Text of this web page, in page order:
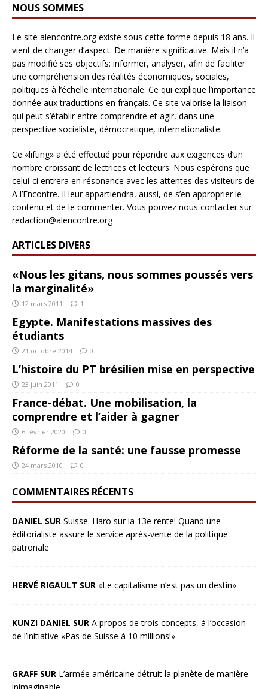
NOUS SOMMES
Le site alencontre.org existe sous cette forme depuis 18 ans. Il
vient de changer d’aspect. De manière significative. Mais il n’a
pas modifié ses objectifs: informer, analyser, afin de faciliter
une compréhension des réalités économiques, sociales,
politiques à l’échelle internationale. Ce qui explique l’importance
donnée aux traductions en français. Ce site valorise la liaison
qui peut s’établir entre comprendre et agir, dans une
perspective socialiste, démocratique, internationaliste.
Ce «lifting» a été effectué pour répondre aux exigences d’un
nombre croissant de lectrices et lecteurs. Nous espérons que
celui-ci entrera en résonance avec les attentes des visiteurs de
A l’Encontre. Il leur appartiendra, aussi, de s’en approprier le
contenu et de le commenter. Vous pouvez nous contacter sur
redaction@alencontre.org
ARTICLES DIVERS
«Nous les gitans, nous sommes poussés vers
la marginalité»
12 mars 2011 1
Egypte. Manifestations massives des
étudiants
21 octobre 2014 0
L’histoire du PT brésilien mise en perspective
23 juin 2011 0
France-débat. Une mobilisation, la
comprendre et l’aider à gagner
6 février 2020 0
Réforme de la santé: une fausse promesse
24 mars 2010 0
COMMENTAIRES RÉCENTS
DANIEL SUR Suisse. Haro sur la 13e rente! Quand une
éditorialiste assure le service après-vente de la politique
patronale
HERVÉ RIGAULT SUR «Le capitalisme n’est pas un destin»
KUNZI DANIEL SUR A propos de trois concepts, à l’occasion
de l’initiative «Pas de Suisse à 10 millions!»
GRAFF SUR L’armée américaine détruit la planète de manière